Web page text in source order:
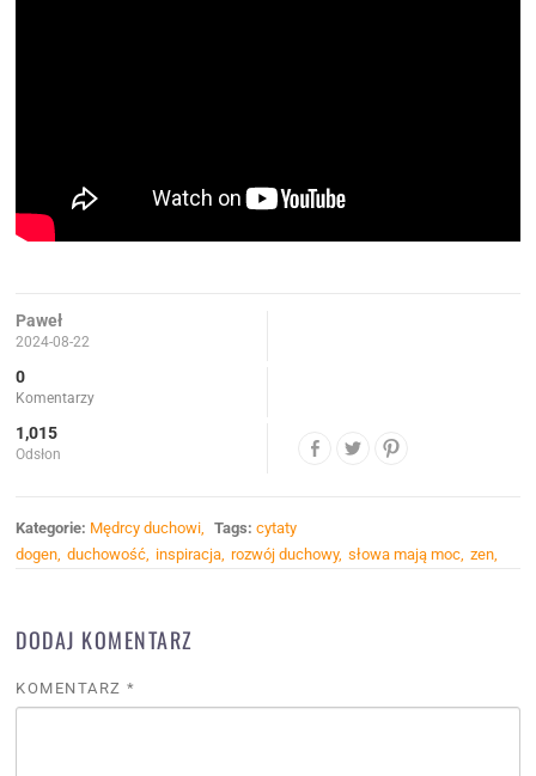
Paweł
2024-08-22
0
Komentarzy
1,015
Odsłon
Kategorie: Mędrcy duchowi Tags: cytaty
dogen duchowość inspiracja rozwój duchowy słowa mają moc zen
DODAJ KOMENTARZ
KOMENTARZ*